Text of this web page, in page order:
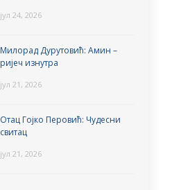
јул 24, 2026
Милорад Дурутовић: Амин –
ријеч изнутра
јул 21, 2026
Отац Гојко Перовић: Чудесни
свитац
јул 21, 2026